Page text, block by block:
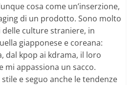
cosa come un’inserzione,
di un prodotto. Sono molto
culture straniere, in
giapponese e coreana:
dal kpop ai kdrama, il loro
mi appassiona un sacco.
e seguo anche le tendenze